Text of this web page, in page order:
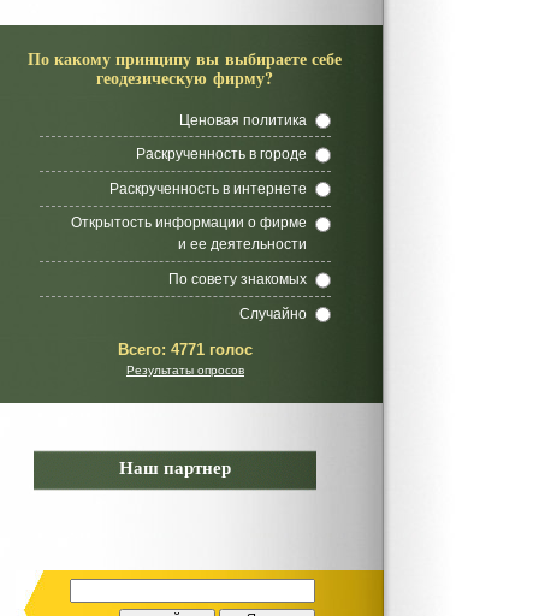
По какому принципу вы выбираете себе
геодезическую фирму?
Ценовая политика
Раскрученность в городе
Раскрученность в интернете
Открытость информации о фирме
и ее деятельности
По совету знакомых
Случайно
Всего: 4771 голос
Результаты опросов
Наш партнер